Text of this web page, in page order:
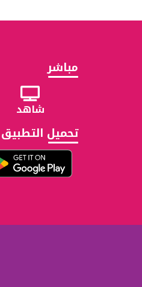
مباشر
شاهد
تحميل التطبيق